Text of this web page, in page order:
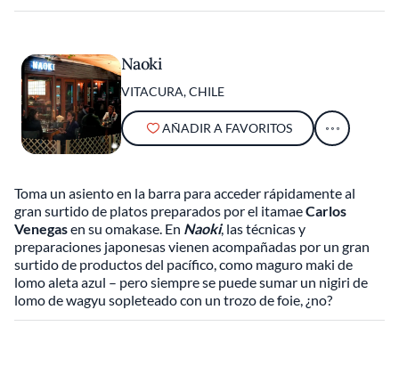
Naoki
VITACURA, CHILE
AÑADIR A FAVORITOS
Toma un asiento en la barra para acceder rápidamente al
gran surtido de platos preparados por el itamaeCarlos
Venegasen su omakase. En Naoki, las técnicas y
preparaciones japonesas vienen acompañadas por un gran
surtido de productos del pacífico, como maguro maki de
lomo aleta azul – pero siempre se puede sumar un nigiri de
lomo de wagyu sopleteado con un trozo de foie, ¿no?